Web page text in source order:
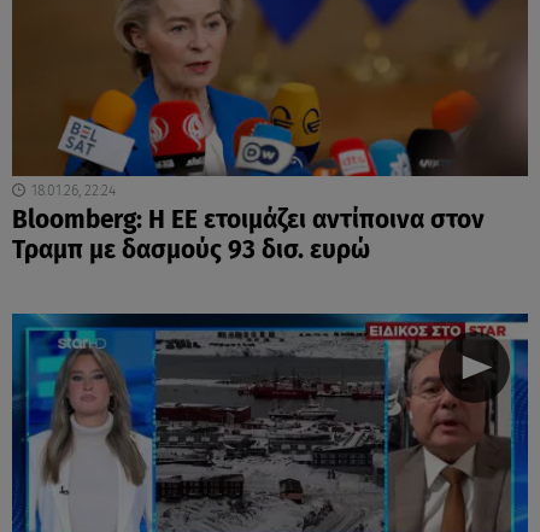
18.01.26, 22:24
Bloomberg: Η ΕΕ ετοιμάζει αντίποινα στον
Τραμπ με δασμούς 93 δισ. ευρώ